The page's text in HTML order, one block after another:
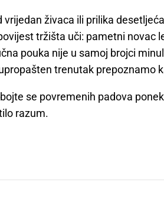
vrijedan živaca ili prilika
tržišta uči: pametni novac
pouka nije u samoj brojci
trenutak prepoznamo
se povremenih padova
razum.